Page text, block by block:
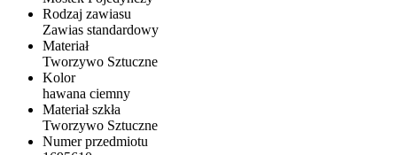
Rodzaj zawiasu
Zawias standardowy
Materiał
Tworzywo Sztuczne
Kolor
hawana ciemny
Materiał szkła
Tworzywo Sztuczne
Numer przedmiotu